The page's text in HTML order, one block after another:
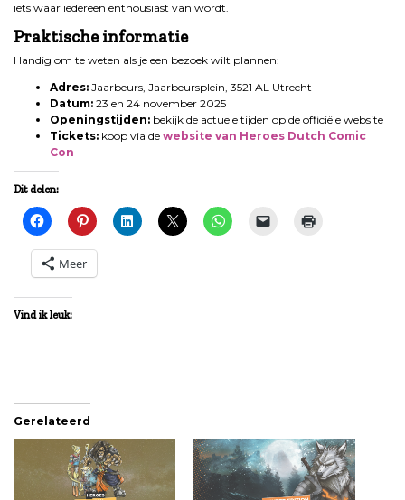
iets waar iedereen enthousiast van wordt.
Praktische informatie
Handig om te weten als je een bezoek wilt plannen:
Adres: Jaarbeurs, Jaarbeursplein, 3521 AL Utrecht
Datum: 23 en 24 november 2025
Openingstijden: bekijk de actuele tijden op de officiële website
Tickets: koop via de website van Heroes Dutch Comic
Con
Dit delen:
Meer
Vind ik leuk:
Gerelateerd